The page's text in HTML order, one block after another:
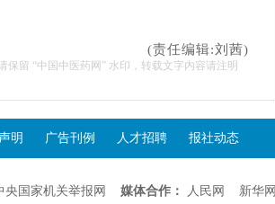
(责任编辑:刘茜)
留 “中国中医药网” 水印，转载文字内容请注明
明 广告刊例 人才招聘 报社动态
央国家机关举报网 媒体合作： 人民网 新华网